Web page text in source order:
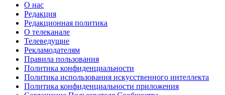
О нас
Редакция
Редакционная политика
О телеканале
Телеведущие
Рекламодателям
Правила пользования
Политика конфиденциальности
Политика использования искусственного интеллекта
Политика конфиденциальности приложения